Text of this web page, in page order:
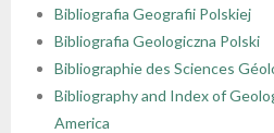
Bibliografia Geografii Polskiej
Bibliografia Geologiczna Polski
Bibliographie des Sciences
Bibliography and Index of
America